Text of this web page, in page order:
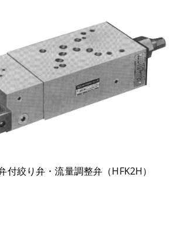
絞り弁・流量調整弁（HFK2H）